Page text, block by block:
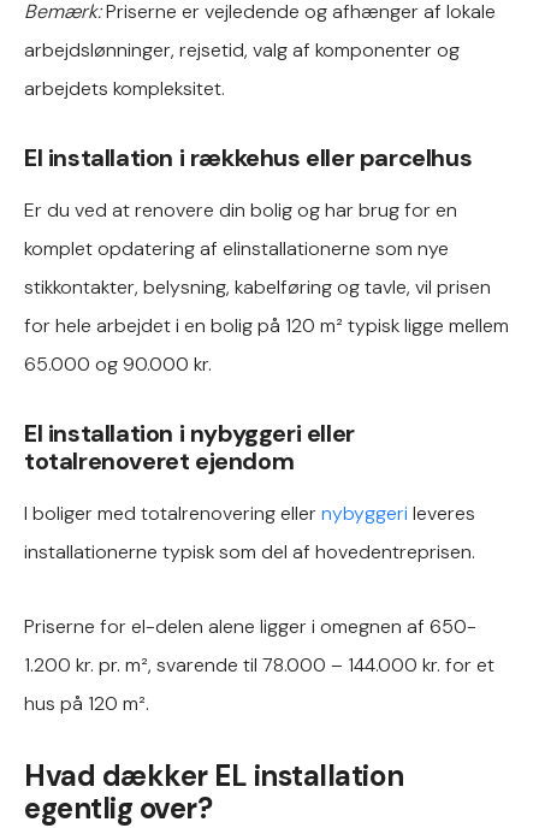
Bemærk:Priserne er vejledende og afhænger af lokale
arbejdslønninger, rejsetid, valg af komponenter og
arbejdets kompleksitet.
El installation i rækkehus eller parcelhus
Er du ved at renovere din bolig og har brug for en
komplet opdatering af elinstallationerne som nye
stikkontakter, belysning, kabelføring og tavle, vil prisen
for hele arbejdet i en bolig på 120 m² typisk ligge mellem
65.000 og 90.000 kr.
El installation i nybyggeri eller
totalrenoveret ejendom
I boliger med totalrenovering ellernybyggeri leveres
installationerne typisk som del af hovedentreprisen.
Priserne for el-delen alene ligger i omegnen af 650-
1.200 kr. pr. m², svarende til 78.000 – 144.000 kr. for et
hus på 120 m².
Hvad dækker EL installation
egentlig over?